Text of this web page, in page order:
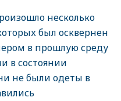
несколько
был осквернен
в прошлую среду
в состоянии
не были одеты в